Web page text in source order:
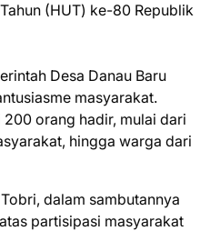
(HUT) ke-80 Republik
Desa Danau Baru
masyarakat.
orang hadir, mulai dari
hingga warga dari
dalam sambutannya
partisipasi masyarakat